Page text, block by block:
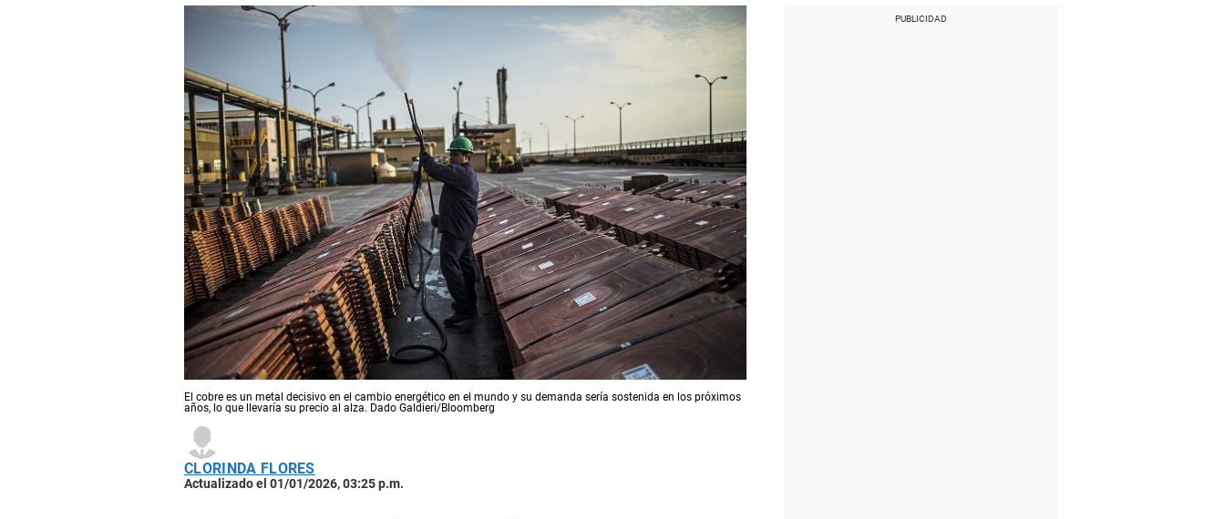
El cobre es un metal decisivo en el cambio energético en el mundo y su demanda sería sostenida en los próximos
años, lo que llevaría su precio al alza. Dado Galdieri/Bloomberg
CLORINDA FLORES
Actualizado el 01/01/2026, 03:25 p.m.